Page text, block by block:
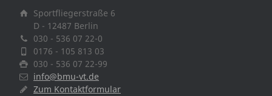
Sportfliegerstraße 6
D - 12487 Berlin
030 - 536 07 22-0
0176 - 105 813 03
030 - 536 07 22-99
info@bmu-vt.de
Zum Kontaktformular